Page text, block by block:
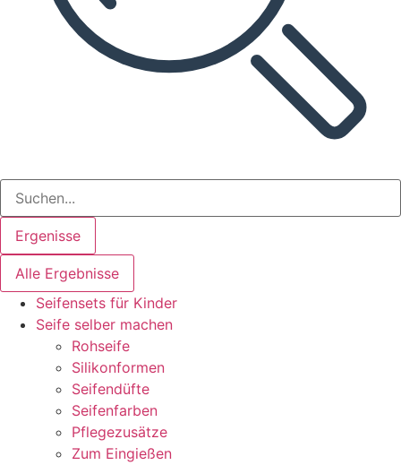
Ergenisse
Alle Ergebnisse
Seifensets für Kinder
Seife selber machen
Rohseife
Silikonformen
Seifendüfte
Seifenfarben
Pflegezusätze
Zum Eingießen